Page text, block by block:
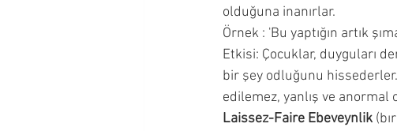
olduğuna inanırlar.
Örnek : 'Bu yaptığın artık
Etkisi: Çocuklar, duyguları
bir şey odluğunu
edilemez, yanlış ve anormal
Laissez-Faire Ebeveynlik